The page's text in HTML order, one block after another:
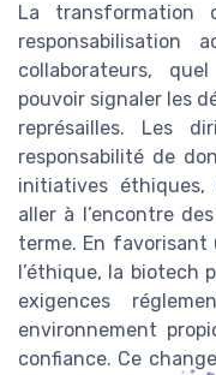
La transformation
responsabilisation
collaborateurs,
pouvoir signaler les
représailles. Les
responsabilité de
initiatives éthiques,
aller à l’encontre
terme. En favorisant
l’éthique, la biotech
exigences
environnement
confiance. Ce